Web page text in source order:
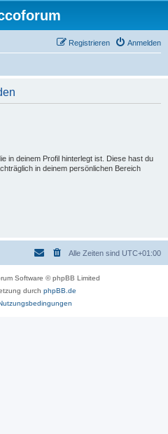
Anmelden
Registrieren
in deinem Profil hinterlegt ist. Diese hast du
in deinem persönlichen Bereich
Alle Zeiten sind UTC+01:00
Software © phpBB Limited
durch phpBB.de